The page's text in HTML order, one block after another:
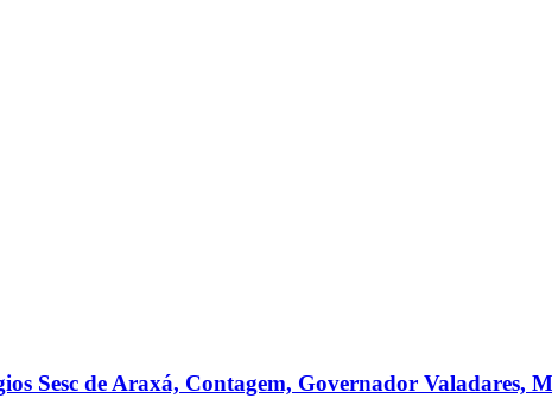
Sesc de Araxá, Contagem, Governador Valadares,